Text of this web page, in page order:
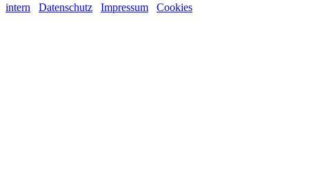
intern Datenschutz Impressum Cookies